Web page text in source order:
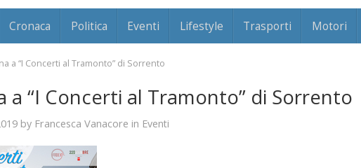
Cronaca Politica Eventi Lifestyle Trasporti Motori
a “I Concerti al Tramonto” di Sorrento
a “I Concerti al Tramonto” di Sorrento
by Francesca Vanacore in Eventi